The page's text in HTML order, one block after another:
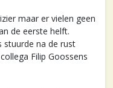
maar er vielen geen
de eerste helft.
stuurde na de rust
Filip Goossens